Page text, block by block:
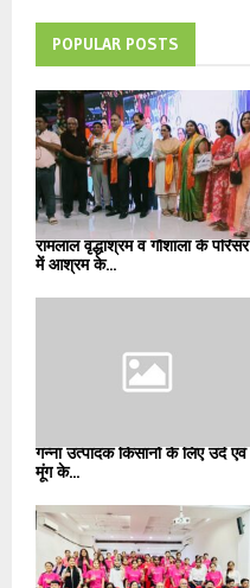
POPULAR POSTS
रामलाल वृद्धाश्रम व गौशाला के परिसर
में आश्रम के...
गन्ना उत्पादक किसानों के लिए उर्द एवं
मूंग के...